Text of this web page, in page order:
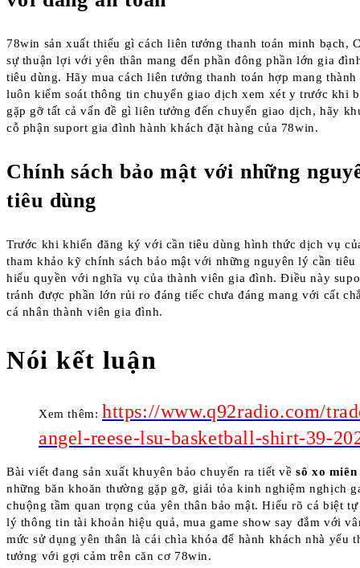
78win sản xuất thiếu gì cách liên tưởng thanh toán minh bạch,
sự thuận lợi với yên thân mang đến phần đông phần lớn gia
tiêu dùng. Hãy mua cách liên tưởng thanh toán hợp mang
luôn kiểm soát thông tin chuyển giao dịch xem xét y trước khi
gặp gỡ tất cả vấn đề gì liên tưởng đến chuyển giao dịch, hãy
cỗ phận suport gia đình hành khách đặt hàng của 78win.
Chính sách bảo mật với những
tiêu dùng
Trước khi khiến đăng ký với cần tiêu dùng hình thức dịch vụ
tham khảo kỹ chính sách bảo mật với những nguyên lý cần
hiểu quyền với nghĩa vụ của thành viên gia đình. Điều này
tránh được phần lớn rủi ro đáng tiếc chưa đáng mang với cất
cá nhân thành viên gia đình.
Nói kết luận
Xem thêm: https://www.q92radio.com/
angel-reese-lsu-basketball-shirt-39-
Bài viết đang sản xuất khuyên bảo chuyển ra tiết vềsô xo miên
những băn khoăn thường gặp gỡ, giải tỏa kinh nghiệm nghịch
chuộng tầm quan trọng của yên thân bảo mật. Hiểu rõ cá biệt
lý thông tin tài khoản hiệu quả, mua game show say đắm với
mức sử dụng yên thân là cái chìa khóa để hành khách nhà yếu
tưởng với gợi cảm trên căn cơ 78win.